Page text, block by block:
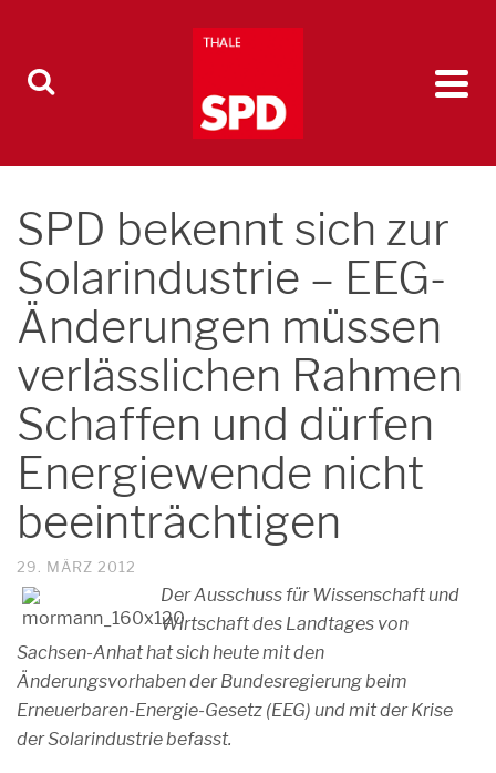
SPD bekennt sich zur
Solarindustrie – EEG-
Änderungen müssen
verlässlichen Rahmen
Schaffen und dürfen
Energiewende nicht
beeinträchtigen
29. MÄRZ 2012
Der Ausschuss für Wissenschaft und
Wirtschaft des Landtages von
Sachsen-Anhat hat sich heute mit den
Änderungsvorhaben der Bundesregierung beim
Erneuerbaren-Energie-Gesetz (EEG) und mit der Krise
der Solarindustrie befasst.